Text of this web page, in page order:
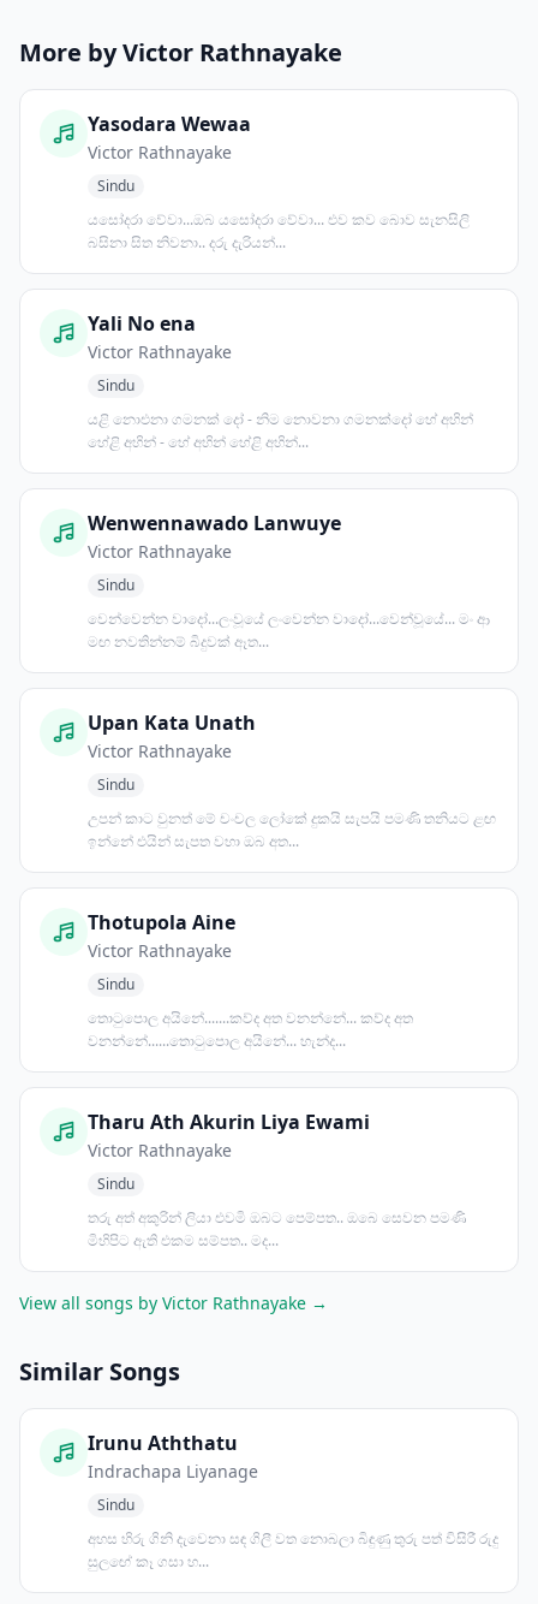
More by Victor Rathnayake
Yasodara Wewaa
Victor Rathnayake
Sindu
යසෝදරා වේවා...ඔබ යසෝදරා වේවා... එව කව බොව සැනසිලි
බසිනා සිත නිවනා.. දරු දැරියන්...
Yali No ena
Victor Rathnayake
Sindu
යළි නොඑනා ගමනක් දෝ - නිම නොවනා ගමනක්දෝ හේ අහින්
හේළි අහින් - හේ අහින් හේළි අහින්...
Wenwennawado Lanwuye
Victor Rathnayake
Sindu
වෙන්වෙන්න වාදෝ...ලංවූයේ ලංවෙන්න වා‍දෝ...වෙන්වූයේ... මං ආ
මඟ නවතින්නම් බිදුවක් ඈත...
Upan Kata Unath
Victor Rathnayake
Sindu
උපන් කාට වුනත් මේ චංචල ලෝකේ දුකයි සැපයි පමණි තනියට ළඟ
ඉන්නේ එයින් සැපත වහා ඔබ අත...
Thotupola Aine
Victor Rathnayake
Sindu
තොටුපොල අයිනේ.......කව්ද අත වනන්නේ... කව්ද අත
වනන්නේ......තොටුපොල අයිනේ... හැන්ද...
Tharu Ath Akurin Liya Ewami
Victor Rathnayake
Sindu
තරු අත් අකුරින් ලියා එවමි ඔබට පෙම්පත.. ඔබෙ සෙවන පමණි
මිහිපිට ඇති එකම සම්පත.. මද...
View all songs by Victor Rathnayake →
Similar Songs
Irunu Aththatu
Indrachapa Liyanage
Sindu
අහස හිරු ගිනි දැවෙනා සඳ ගිලී වත නොබලා බිඳුණු තුරු පත් විසිරී රුදු
සුලඟේ කෑ ගසා හ...